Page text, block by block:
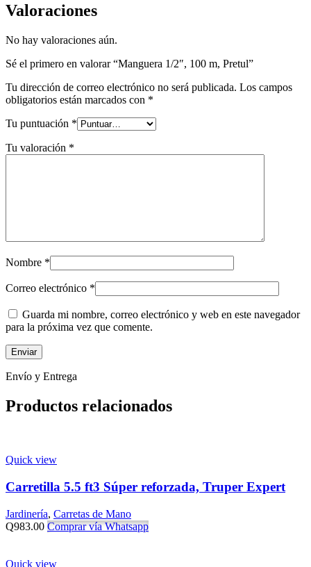
Valoraciones
No hay valoraciones aún.
Sé el primero en valorar “Manguera 1/2″, 100 m, Pretul”
Tu dirección de correo electrónico no será publicada. Los campos
obligatorios están marcados con *
Tu puntuación *
Tu valoración *
Nombre *
Correo electrónico *
Guarda mi nombre, correo electrónico y web en este navegador
para la próxima vez que comente.
Envío y Entrega
Productos relacionados
Quick view
Carretilla 5.5 ft3 Súper reforzada, Truper Expert
Jardinería, Carretas de Mano
Q983.00 Comprar vía Whatsapp
Quick view